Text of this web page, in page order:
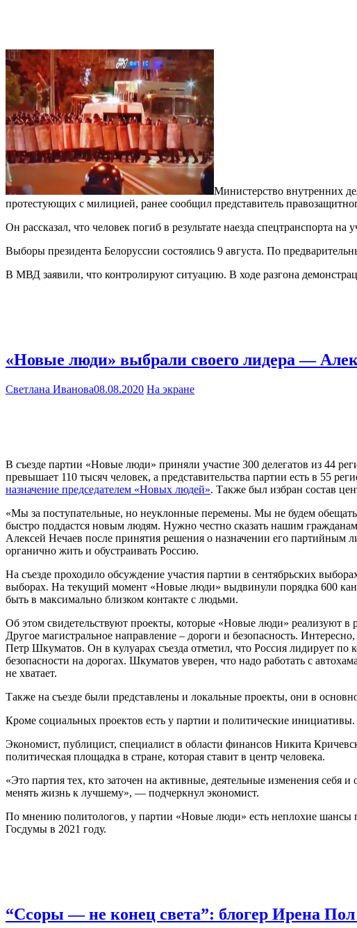
Министерство внутренних
протестующих с милицией, ранее сообщил представитель
Он рассказал, что человек погиб в результате наезда спецтранспорта на
Выборы президента Белоруссии состоялись 9 августа. По
В МВД заявили, что контролируют ситуацию. В ходе разгона
«Новые люди» выбрали своего лидера —
Светлана Иванова08.08.2020 На экране
В съезде партии «Новые люди» приняли участие 300 делегатов из 44
превышает 110 тысяч человек, а представительства партии есть в 55
назначение председателем «Новых людей». Также был избран состав
«Мы за поступательные, но неуклонные перемены. Мы не будем обещать
быстро поддастся новым людям. Нужно честно сказать нашим
Алексей Нечаев после принятия решения о назначении его партийным
органично жить и обустраивать Россию.
На съезде проходило обсуждение участия партии в сентябрьских
выборах. На текущий момент «Новые люди» выдвинули порядка 600
быть в максимально близком контакте с людьми.
Об этом свидетельствуют проекты, которые «Новые люди» реализуют в
Другое магистральное направление – дороги и безопасность.
Петр Шкуматов. Он в кулуарах съезда отметил, что Россия лидирует
безопасности на дорогах. Шкуматов уверен, что надо работать с
не хватает.
Также на съезде были представлены и локальные проекты, они в
Кроме социальных проектов есть у партии и политические
Экономист, публицист, специалист в области финансов Никита
политическая площадка в стране, которая ставит в центр человека.
«Это партия тех, кто заточен на активные, деятельные изменения
менять жизнь к лучшему», — подчеркнул экономист.
По мнению политологов, у партии «Новые люди» есть неплохие шансы
Госдумы в 2021 году.
“Ссоры — не конец света”: блогер Ирена